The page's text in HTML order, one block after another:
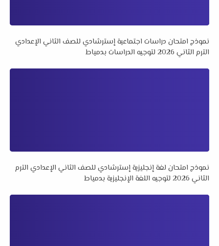
نموذج امتحان دراسات اجتماعية إسترشادي للصف الثاني الإعدادي
الترم الثاني 2026 لتوجيه الدراسات بدمياط
نموذج امتحان لغة إنجليزية إسترشادي للصف الثاني الإعدادي الترم
الثاني 2026 لتوجيه اللغة الإنجليزية بدمياط